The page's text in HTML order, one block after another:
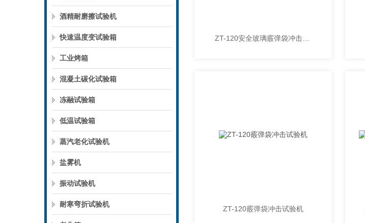
酒精耐磨擦试验机
快速温度变试验箱
工业烤箱
混凝土碳化试验箱
冻融试验箱
低温试验箱
蒸汽老化试验机
盐雾机
振动试验机
耐寒弯折试验机
ZT-120霰弹袋冲击试验机